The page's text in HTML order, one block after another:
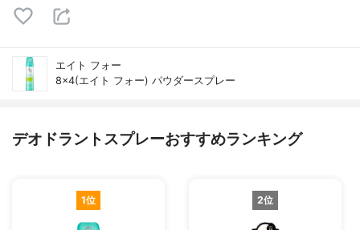
エイト フォー
8×4(エイト フォー) パウダースプレー
デオドラントスプレーおすすめランキング
1位 2位